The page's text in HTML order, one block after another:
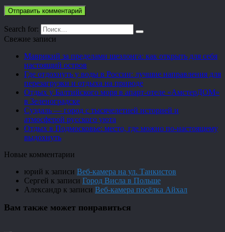
Search for:
Свежие записи
Маврикий за пределами шезлонга: как открыть для себя
настоящий остров
Где отдохнуть у воды в России: лучшие направления для
перезагрузки и отдыха на природе
Отдых у Балтийского моря в апарт-отеле «АмстерДОМ»
в Зеленоградске
Суздаль — город с тысячелетней историей и
атмосферой русского уюта
Отдых в Подмосковье: место, где можно по-настоящему
выдохнуть
Новые комментарии
юрий к записи Веб-камера на ул. Танкистов
Сергей к записи Город Висла в Польше
Александр к записи Веб-камера посёлка Айхал
Вам также может понравиться